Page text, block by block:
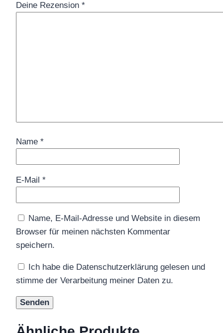
Deine Rezension *
Name *
E-Mail *
Name, E-Mail-Adresse und Website in diesem
Browser für meinen nächsten Kommentar
speichern.
Ich habe die Datenschutzerklärung gelesen und
stimme der Verarbeitung meiner Daten zu.